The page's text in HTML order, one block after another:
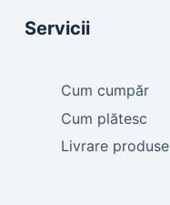
Servicii
Cum cumpăr
Cum plătesc
Livrare produse